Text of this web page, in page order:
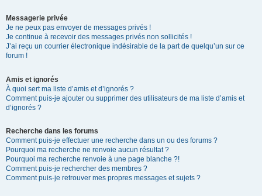
Messagerie privée
Je ne peux pas envoyer de messages privés !
Je continue à recevoir des messages privés non sollicités !
J’ai reçu un courrier électronique indésirable de la part de quelqu’un sur ce
forum !
Amis et ignorés
À quoi sert ma liste d’amis et d’ignorés ?
Comment puis-je ajouter ou supprimer des utilisateurs de ma liste d’amis et
d’ignorés ?
Recherche dans les forums
Comment puis-je effectuer une recherche dans un ou des forums ?
Pourquoi ma recherche ne renvoie aucun résultat ?
Pourquoi ma recherche renvoie à une page blanche ?!
Comment puis-je rechercher des membres ?
Comment puis-je retrouver mes propres messages et sujets ?